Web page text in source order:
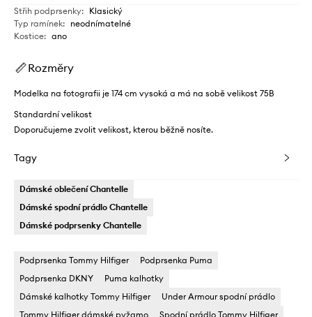
Střih podprsenky: Klasický
Typ ramínek: neodnímatelné
Kostice: ano
Rozměry
Modelka na fotografii je 174 cm vysoká a má na sobě velikost 75B
Standardní velikost
Doporučujeme zvolit velikost, kterou běžně nosíte.
Tagy
Dámské oblečení Chantelle
Dámské spodní prádlo Chantelle
Dámské podprsenky Chantelle
Podprsenka Tommy Hilfiger
Podprsenka Puma
Podprsenka DKNY
Puma kalhotky
Dámské kalhotky Tommy Hilfiger
Under Armour spodní prádlo
Tommy Hilfiger dámské pyžamo
Spodní prádlo Tommy Hilfiger